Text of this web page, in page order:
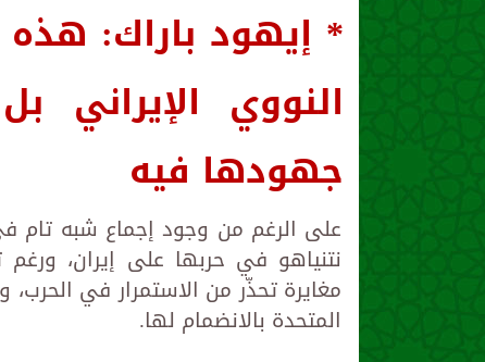
* إيهود باراك:
النووي
جهودها فيه
على الرغم من وجود إجماع شبه تام
نتنياهو في حربها على إيران، ورغم
مغايرة تحذّر من الاستمرار في الحرب،
المتحدة بالانضمام لها.